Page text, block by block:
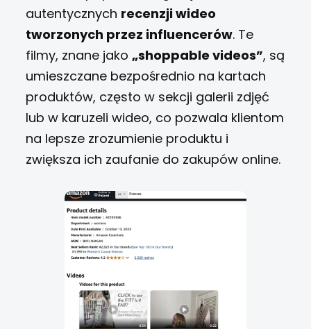
autentycznych recenzji wideo
tworzonych przez influencerów. Te
filmy, znane jako „shoppable videos”, są
umieszczane bezpośrednio na kartach
produktów, często w sekcji galerii zdjęć
lub w karuzeli wideo, co pozwala klientom
na lepsze zrozumienie produktu i
zwiększa ich zaufanie do zakupów online.